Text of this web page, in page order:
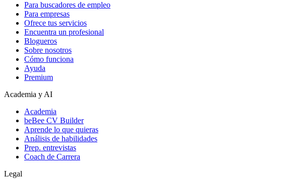
Para buscadores de empleo
Para empresas
Ofrece tus servicios
Encuentra un profesional
Blogueros
Sobre nosotros
Cómo funciona
Ayuda
Premium
Academia y AI
Academia
beBee CV Builder
Aprende lo que quieras
Análisis de habilidades
Prep. entrevistas
Coach de Carrera
Legal